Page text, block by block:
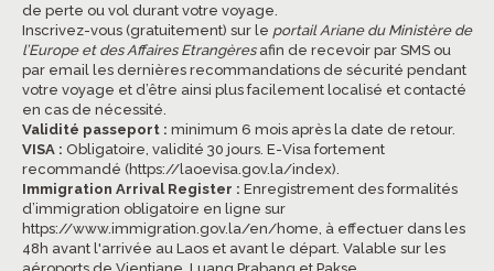
de perte ou vol durant votre voyage.
Inscrivez-vous (gratuitement) sur le portail Ariane du Ministère de
l’Europe et des Affaires Etrangèresafin de recevoir par SMS ou
par email les dernières recommandations de sécurité pendant
votre voyage et d’être ainsi plus facilement localisé et contacté
en cas de nécessité.
Validité passeport : minimum 6 mois après la date de retour.
VISA : Obligatoire, validité 30 jours. E-Visa fortement
recommandé (https://laoevisa.gov.la/index).
Immigration Arrival Register : Enregistrement des formalités
d’immigration obligatoire en ligne sur
https://www.immigration.gov.la/en/home, à effectuer dans les
48h avant l'arrivée au Laos et avant le départ. Valable sur les